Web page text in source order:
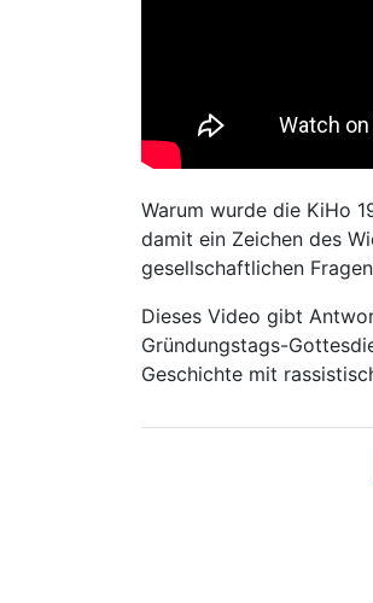
Warum wurde die KiHo
damit ein Zeichen des
gesellschaftlichen
Dieses Video gibt
Gründungstags-
Geschichte mit